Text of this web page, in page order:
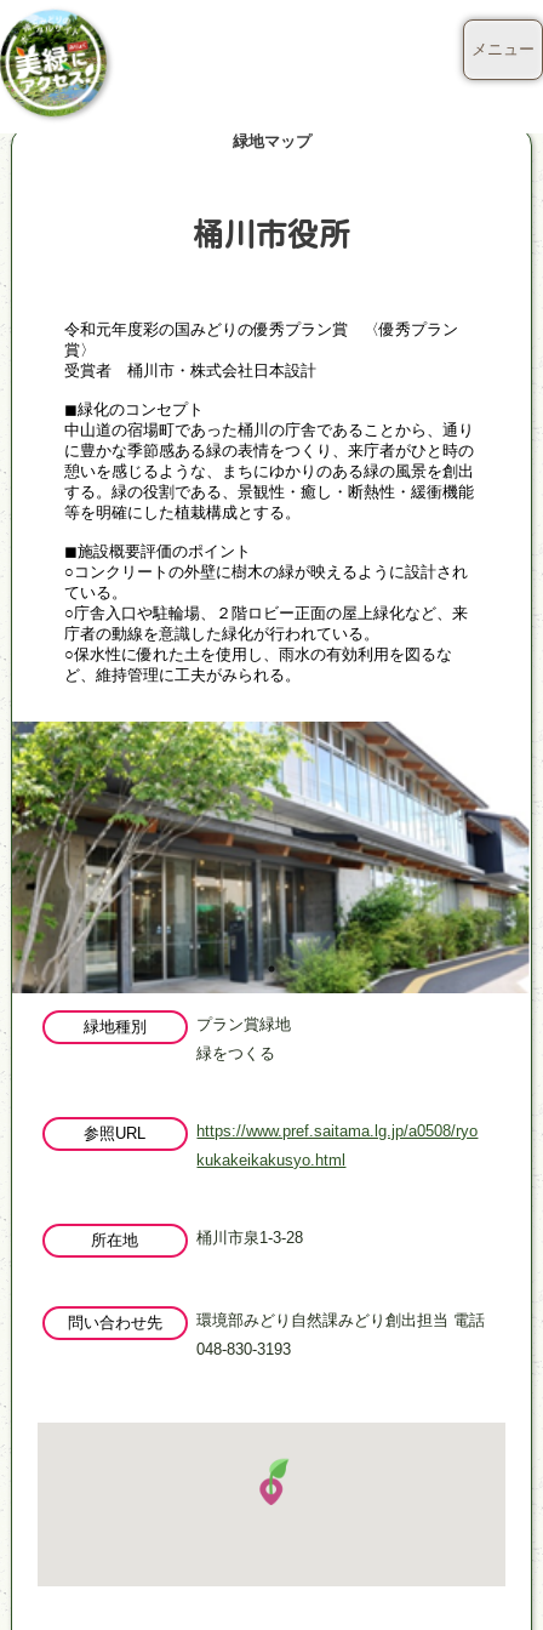
緑地マップ
桶川市役所
令和元年度彩の国みどりの優秀プラン賞 〈優秀プラン
賞〉
受賞者 桶川市・株式会社日本設計
◼緑化のコンセプト
中山道の宿場町であった桶川の庁舎であることから、通り
に豊かな季節感ある緑の表情をつくり、来庁者がひと時の
憩いを感じるような、まちにゆかりのある緑の風景を創出
する。緑の役割である、景観性・癒し・断熱性・緩衝機能
等を明確にした植栽構成とする。
◼施設概要評価のポイント
○コンクリートの外壁に樹木の緑が映えるように設計され
ている。
○庁舎入口や駐輪場、２階ロビー正面の屋上緑化など、来
庁者の動線を意識した緑化が行われている。
○保水性に優れた土を使用し、雨水の有効利用を図るな
ど、維持管理に工夫がみられる。
緑地種別
プラン賞緑地
緑をつくる
参照URL
https://www.pref.saitama.lg.jp/a0508/ryo
kukakeikakusyo.html
所在地 桶川市泉1-3-28
問い合わせ先
環境部みどり自然課みどり創出担当 電話
048-830-3193
メニュー